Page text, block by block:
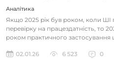
Аналітика
Якщо 2025 рік був роком, коли
перевірку на працездатність, то
роком практичного застосування
02.01.26
6 523 0